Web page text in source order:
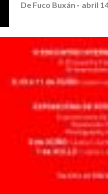
De Fuco Buxán abril